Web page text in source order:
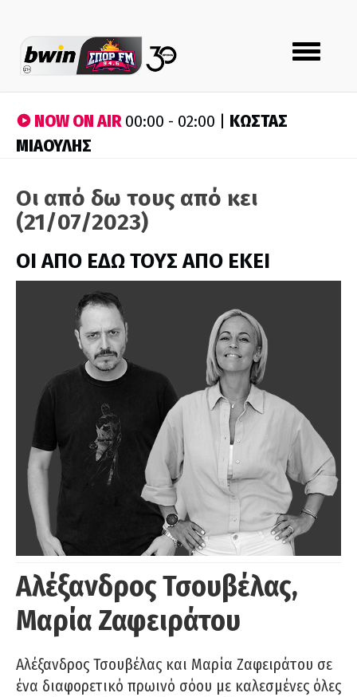
Toggle
navigation
NOW ON AIR00:00 - 02:00 | ΚΩΣΤΑΣ
ΜΙΑΟΥΛΗΣ
Οι από δω τους από κει
(21/07/2023)
ΟΙ ΑΠΟ ΕΔΩ ΤΟΥΣ ΑΠΟ ΕΚΕΙ
Αλέξανδρος Τσουβέλας,
Μαρία Ζαφειράτου
Αλέξανδρος Τσουβέλας και Μαρία Ζαφειράτου σε
ένα διαφορετικό πρωινό σόου με καλεσμένες όλες